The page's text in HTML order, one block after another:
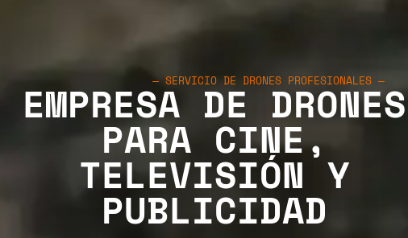
— SERVICIO DE DRONES PROFESIONALES —
EMPRESA DE DRONES
PARA CINE,
TELEVISIÓN Y
PUBLICIDAD